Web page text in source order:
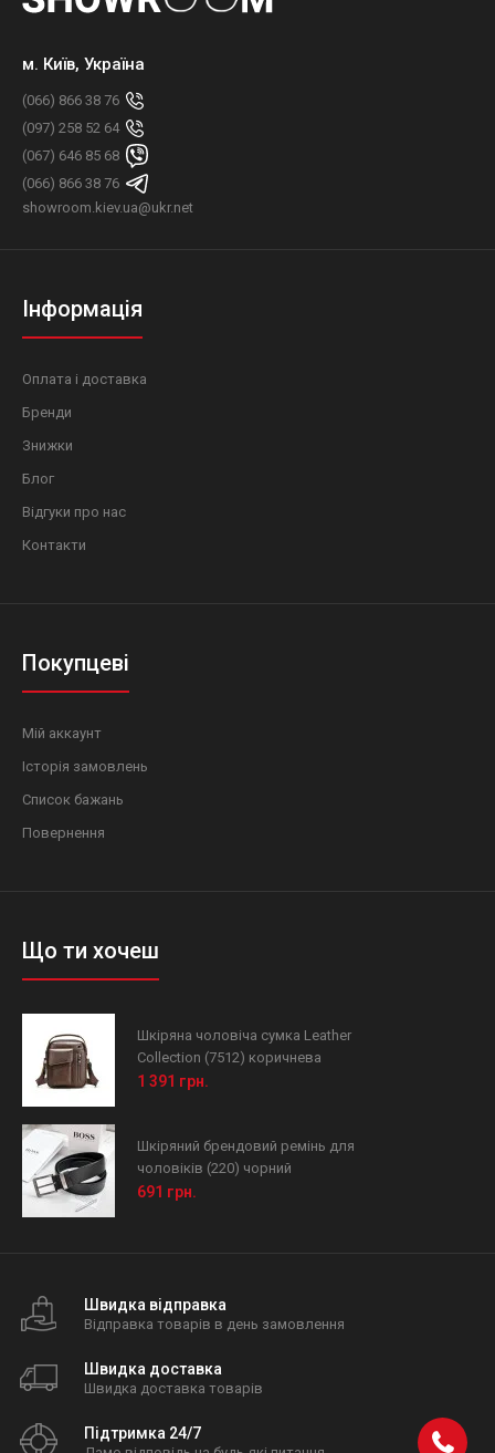
м. Київ, Україна
(066) 866 38 76
(097) 258 52 64
(067) 646 85 68
(066) 866 38 76
showroom.kiev.ua@ukr.net
Інформація
Оплата і доставка
Бренди
Знижки
Блог
Відгуки про нас
Контакти
Покупцеві
Мій аккаунт
Історія замовлень
Список бажань
Повернення
Що ти хочеш
Шкіряна чоловіча сумка Leather
Collection (7512) коричнева
1 391 грн.
Шкіряний брендовий ремінь для
чоловіків (220) чорний
691 грн.
Швидка відправка
Відправка товарів в день замовлення
Швидка доставка
Швидка доставка товарів
Підтримка 24/7